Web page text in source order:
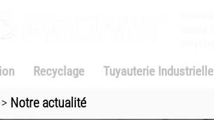
Recyclage Tuyauterie Industrielle
> Notre actualité